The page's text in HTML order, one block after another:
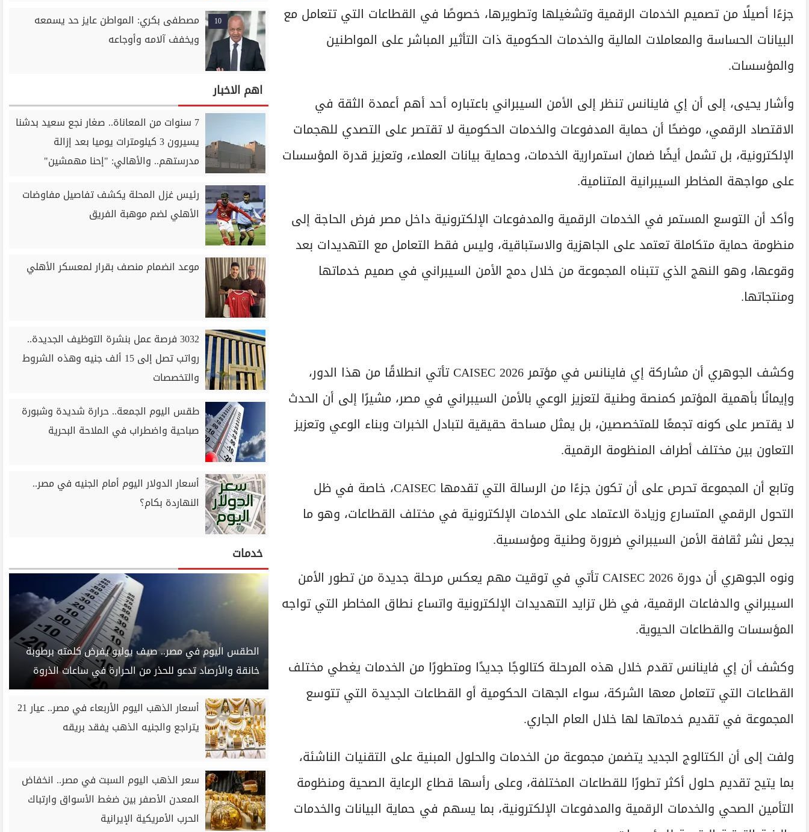
جزءًا أصيلًا من تصميم الخدمات الرقمية وتشغيلها وتطويرها، خصوصًا في القطاعات التي تتعامل مع
البيانات الحساسة والمعاملات المالية والخدمات الحكومية ذات التأثير المباشر على المواطنين
والمؤسسات.
وأشار يحيى، إلى أن إي فاينانس تنظر إلى الأمن السيبراني باعتباره أحد أهم أعمدة الثقة في
الاقتصاد الرقمي، موضحًا أن حماية المدفوعات والخدمات الحكومية لا تقتصر على التصدي للهجمات
الإلكترونية، بل تشمل أيضًا ضمان استمرارية الخدمات، وحماية بيانات العملاء، وتعزيز قدرة المؤسسات
على مواجهة المخاطر السيبرانية المتنامية.
وأكد أن التوسع المستمر في الخدمات الرقمية والمدفوعات الإلكترونية داخل مصر فرض الحاجة إلى
منظومة حماية متكاملة تعتمد على الجاهزية والاستباقية، وليس فقط التعامل مع التهديدات بعد
وقوعها، وهو النهج الذي تتبناه المجموعة من خلال دمج الأمن السيبراني في صميم خدماتها
ومنتجاتها.
وكشف الجوهري أن مشاركة إي فاينانس في مؤتمر CAISEC 2026 تأتي انطلاقًا من هذا الدور،
وإيمانًا بأهمية المؤتمر كمنصة وطنية لتعزيز الوعي بالأمن السيبراني في مصر، مشيرًا إلى أن الحدث
لا يقتصر على كونه تجمعًا للمتخصصين، بل يمثل مساحة حقيقية لتبادل الخبرات وبناء الوعي وتعزيز
التعاون بين مختلف أطراف المنظومة الرقمية.
وتابع أن المجموعة تحرص على أن تكون جزءًا من الرسالة التي تقدمها CAISEC، خاصة في ظل
التحول الرقمي المتسارع وزيادة الاعتماد على الخدمات الإلكترونية في مختلف القطاعات، وهو ما
يجعل نشر ثقافة الأمن السيبراني ضرورة وطنية ومؤسسية.
ونوه الجوهري أن دورة CAISEC 2026 تأتي في توقيت مهم يعكس مرحلة جديدة من تطور الأمن
السيبراني والدفاعات الرقمية، في ظل تزايد التهديدات الإلكترونية واتساع نطاق المخاطر التي تواجه
المؤسسات والقطاعات الحيوية.
وكشف أن إي فاينانس تقدم خلال هذه المرحلة كتالوجًا جديدًا ومتطورًا من الخدمات يغطي مختلف
القطاعات التي تتعامل معها الشركة، سواء الجهات الحكومية أو القطاعات الجديدة التي تتوسع
المجموعة في تقديم خدماتها لها خلال العام الجاري.
ولفت إلى أن الكتالوج الجديد يتضمن مجموعة من الخدمات والحلول المبنية على التقنيات الناشئة،
بما يتيح تقديم حلول أكثر تطورًا للقطاعات المختلفة، وعلى رأسها قطاع الرعاية الصحية ومنظومة
التأمين الصحي والخدمات الرقمية والمدفوعات الإلكترونية، بما يسهم في حماية البيانات والخدمات
10
مصطفى بكري: المواطن عايز حد يسمعه
ويخفف آلامه وأوجاعه
اهم الاخبار
7 سنوات من المعاناة.. صغار نجع سعيد بدشنا
يسيرون 3 كيلومترات يوميا بعد إزالة
مدرستهم.. والأهالي: "إحنا مهمشين"
رئيس غزل المحلة يكشف تفاصيل مفاوضات
الأهلي لضم موهبة الفريق
موعد انضمام منصف بقرار لمعسكر الأهلي
3032 فرصة عمل بنشرة التوظيف الجديدة..
رواتب تصل إلى 15 ألف جنيه وهذه الشروط
والتخصصات
طقس اليوم الجمعة.. حرارة شديدة وشبورة
صباحية واضطراب في الملاحة البحرية
أسعار الدولار اليوم أمام الجنيه في مصر..
النهاردة بكام؟
خدمات
الطقس اليوم في مصر.. صيف يوليو يفرض كلمته برطوبة
خانقة والأرصاد تدعو للحذر من الحرارة في ساعات الذروة
أسعار الذهب اليوم الأربعاء في مصر.. عيار 21
يتراجع والجنيه الذهب يفقد بريقه
سعر الذهب اليوم السبت في مصر.. انخفاض
المعدن الأصفر بين ضغط الأسواق وارتباك
الحرب الأمريكية الإيرانية